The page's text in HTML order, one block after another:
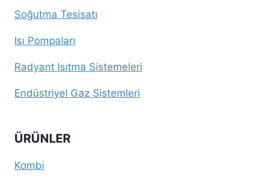
Soğutma Tesisatı
Isı Pompaları
Radyant Isıtma Sistemeleri
Endüstriyel Gaz Sistemleri
ÜRÜNLER
Kombi